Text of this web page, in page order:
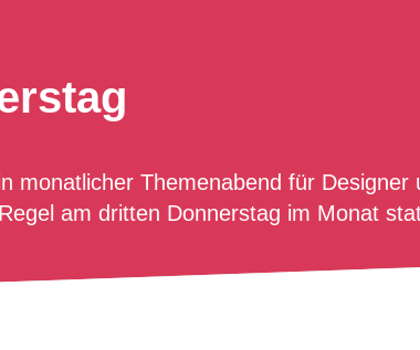
monatlicher Themenabend für Designer
am dritten Donnerstag im Monat